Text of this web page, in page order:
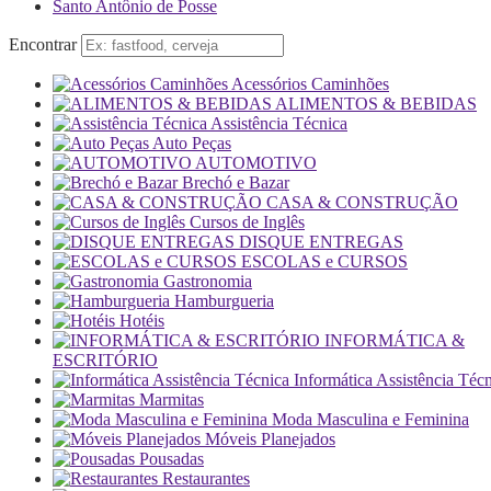
Santo Antônio de Posse
Encontrar
Acessórios Caminhões
ALIMENTOS & BEBIDAS
Assistência Técnica
Auto Peças
AUTOMOTIVO
Brechó e Bazar
CASA & CONSTRUÇÃO
Cursos de Inglês
DISQUE ENTREGAS
ESCOLAS e CURSOS
Gastronomia
Hamburgueria
Hotéis
INFORMÁTICA &
ESCRITÓRIO
Informática Assistência
Marmitas
Moda Masculina e Feminina
Móveis Planejados
Pousadas
Restaurantes